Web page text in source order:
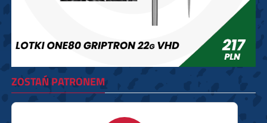
ZOSTAŃ PATRONEM